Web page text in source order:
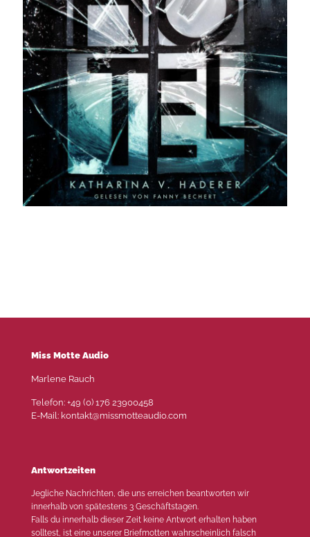
Miss Motte Audio
Marlene Rauch
Telefon: +49 (0) 176 23900458
E-Mail: kontakt@missmotteaudio.com
Antwortzeiten
Jegliche Nachrichten, die uns erreichen beantworten wir
innerhalb von spätestens 3 Geschäftstagen.
Falls du innerhalb dieser Zeit keine Antwort erhalten haben
solltest, ist eine unserer Briefmotten wahrscheinlich falsch